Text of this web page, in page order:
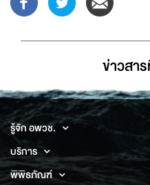
ข่าวสา
รู้จัก อพวช.
บริการ
พิพิธภัณฑ์